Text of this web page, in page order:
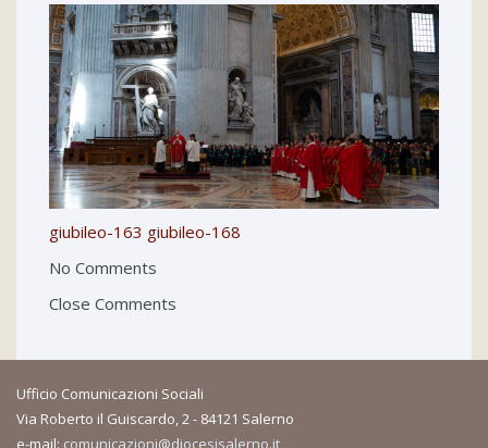
giubileo-163 giubileo-168
No Comments
Close Comments
Ufficio Comunicazioni Sociali
Via Roberto il Guiscardo, 2 - 84121 Salerno
e-mail: comunicazioni@diocesisalerno.it